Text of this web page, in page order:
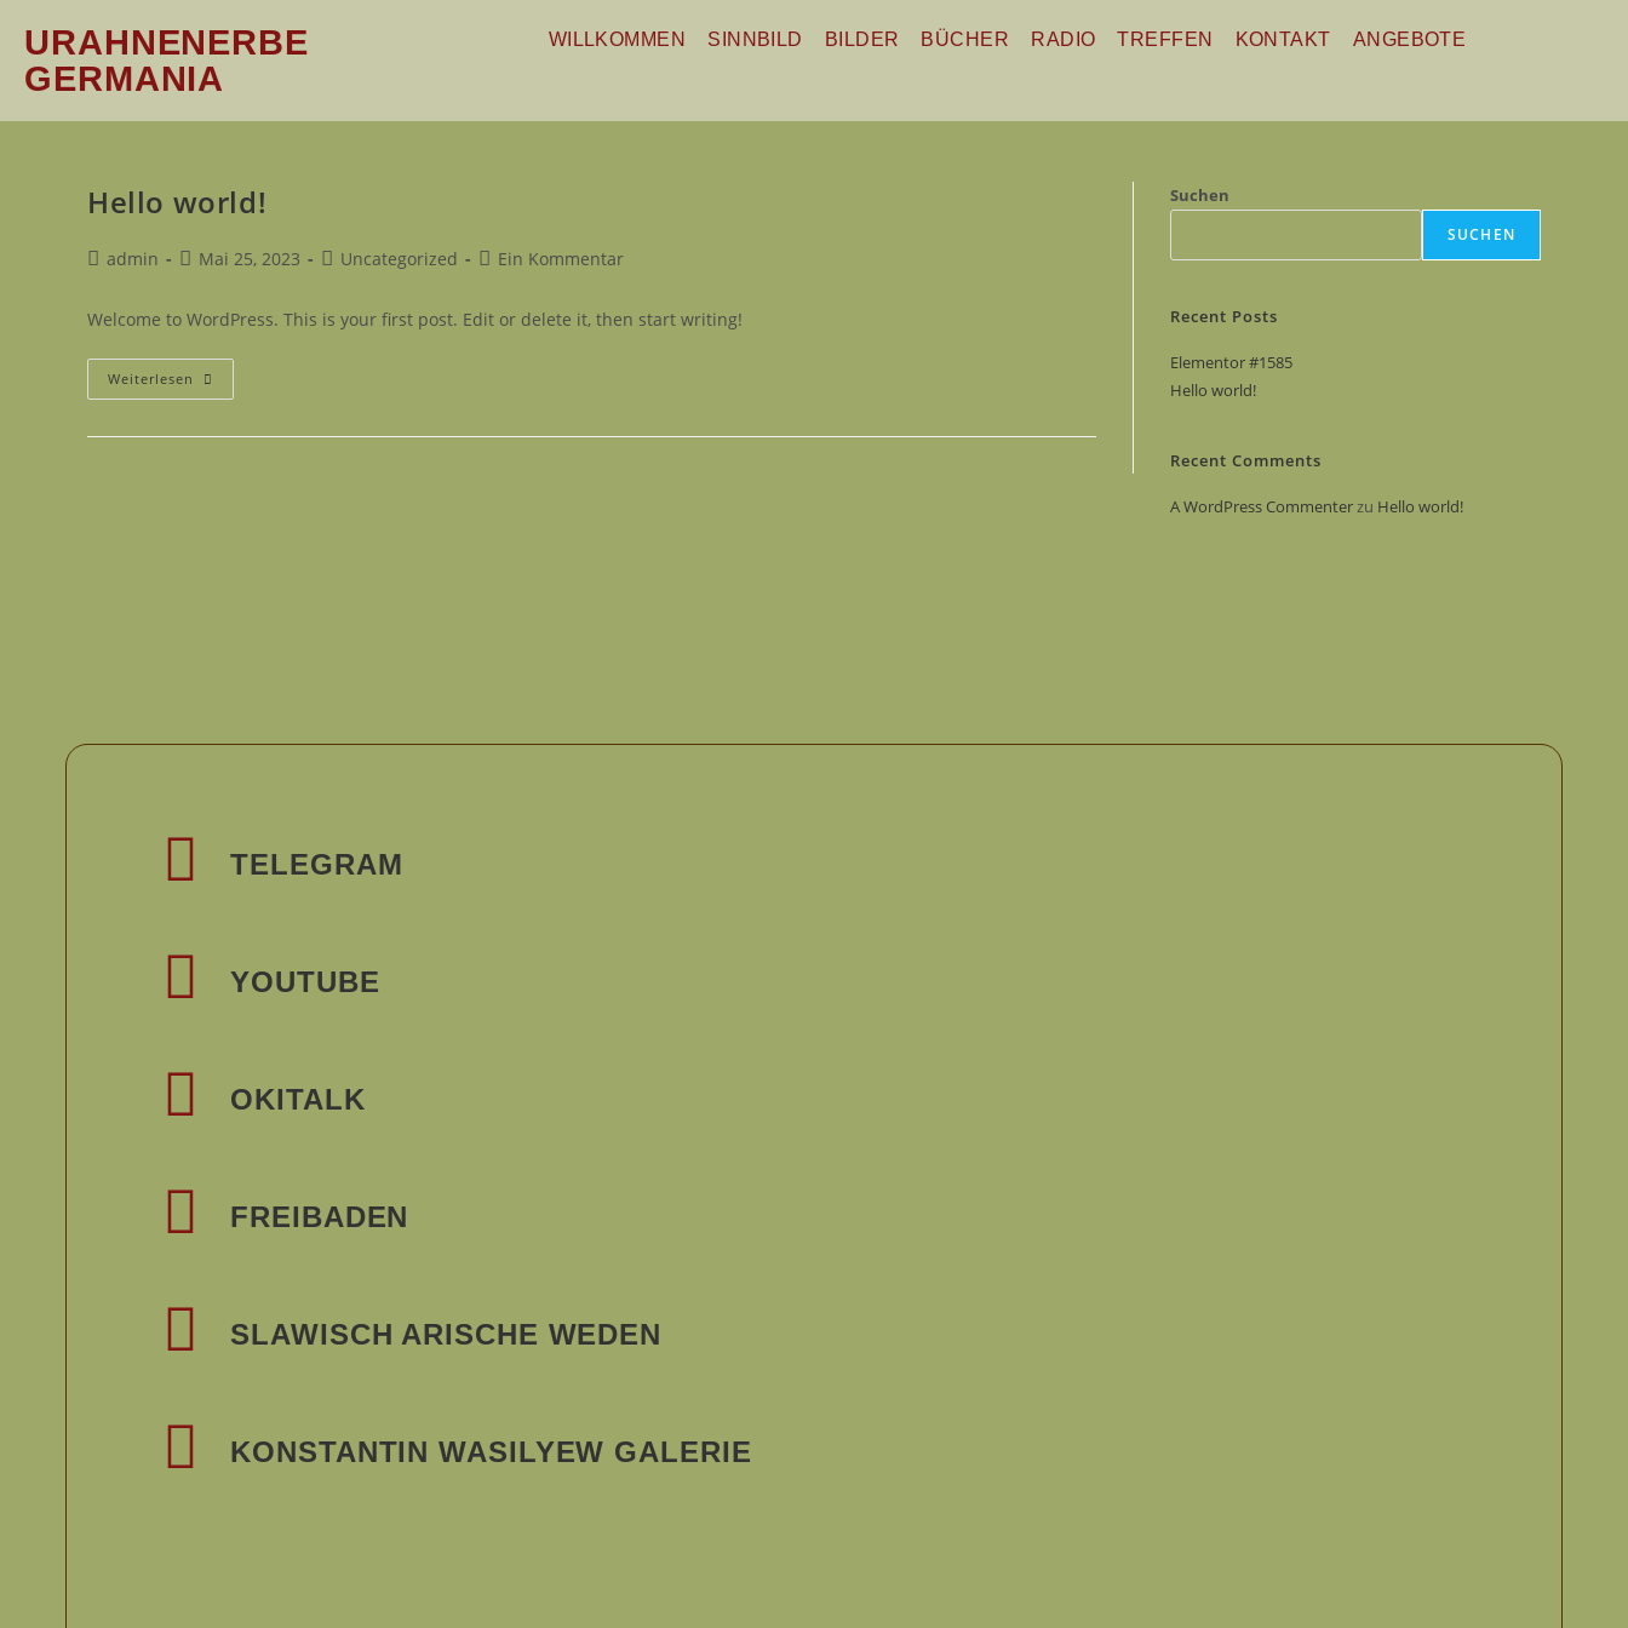
URAHNENERBE
GERMANIA
WILLKOMMEN SINNBILD BILDER BÜCHER RADIO TREFFEN KONTAKT ANGEBOTE
Hello world!
admin Mai 25, 2023 Uncategorized Ein Kommentar
Welcome to WordPress. This is your first post. Edit or delete it, then start writing!
Weiterlesen
Suchen
SUCHEN
Recent Posts
Elementor #1585
Hello world!
Recent Comments
A WordPress Commenterzu Hello world!
TELEGRAM
YOUTUBE
OKITALK
FREIBADEN
SLAWISCH ARISCHE WEDEN
KONSTANTIN WASILYEW GALERIE